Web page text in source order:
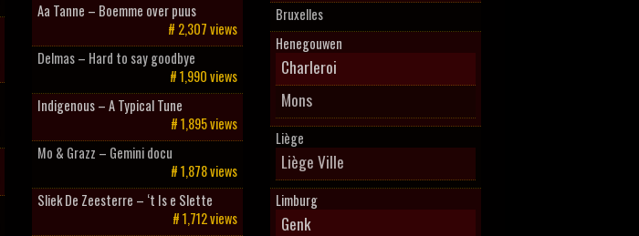
Aa Tanne – Boemme over puus
# 2,307 views
Delmas – Hard to say goodbye
# 1,990 views
Indigenous – A Typical Tune
# 1,895 views
Mo & Grazz – Gemini docu
# 1,878 views
Sliek De Zeesterre – ‘t Is e Slette
# 1,712 views
Bruxelles
Henegouwen
Charleroi
Mons
Liège
Liège Ville
Limburg
Genk